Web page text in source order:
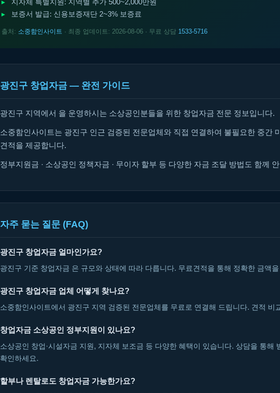
지자체 특별지원: 지역별 추가 500~2,000만원
보증서 발급: 신용보증재단 2~3% 보증료
출처: 소중함인사이트 · 최종 업데이트: 2026-08-06 · 무료 상담 1533-5716
광진구 창업자금 — 완전 가이드
광진구 지역에서 을 운영하시는 소상공인분들을 위한 창업자금 전문 정보입니다.
소중함인사이트는 광진구 인근 검증된 전문업체와 직접 연결하여 불필요한 중간
견적을 제공합니다.
정부지원금 · 소상공인 정책자금 · 무이자 할부 등 다양한 자금 조달 방법도 함께
자주 묻는 질문 (FAQ)
광진구 창업자금 얼마인가요?
광진구 기준 창업자금 은 규모와 상태에 따라 다릅니다. 무료견적을 통해 정확한 금액
광진구 창업자금 업체 어떻게 찾나요?
소중함인사이트에서 광진구 지역 검증된 전문업체를 무료로 연결해 드립니다. 견적 비
창업자금 소상공인 정부지원이 있나요?
소상공인 창업·시설자금 지원, 지자체 보조금 등 다양한 혜택이 있습니다. 상담을 통해
확인하세요.
할부나 렌탈로도 창업자금 가능한가요?